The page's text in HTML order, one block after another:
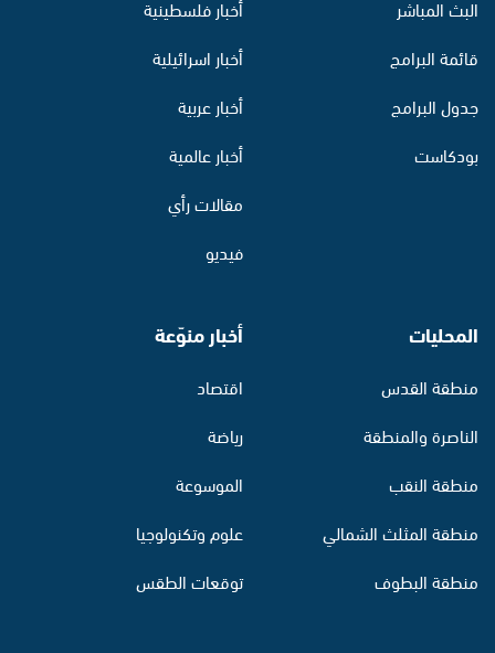
البث المباشر
قائمة البرامج
جدول البرامج
بودكاست
أخبار فلسطينية
أخبار اسرائيلية
أخبار عربية
أخبار عالمية
مقالات رأي
فيديو
المحليات
منطقة القدس
الناصرة والمنطقة
منطقة النقب
منطقة المثلث الشمالي
منطقة البطوف
أخبار منوّعة
اقتصاد
رياضة
الموسوعة
علوم وتكنولوجيا
توقعات الطقس